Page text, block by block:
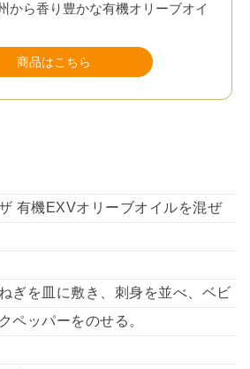
から香り豊かな有機オリーブオイ
商品はこちら
有機EXVオリーブオイルを混ぜ
ぎを皿に敷き、刺身を並べ、ベビ
ペッパーをのせる。